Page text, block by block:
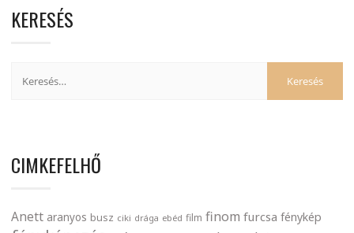
KERESÉS
CIMKEFELHŐ
Anett aranyos busz ciki drága ebéd film finom furcsa fénykép